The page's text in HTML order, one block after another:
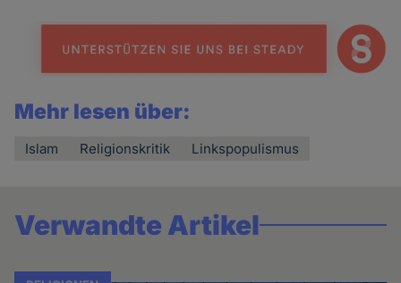
Mehr lesen über:
Islam Religionskritik Linkspopulismus
Verwandte Artikel